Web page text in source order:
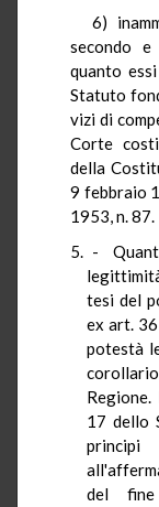
6)
secondo
quanto
Statuto
vizi di
Corte
della
9 febbraio
1953, n. 87.
-
tesi del
ex art.
potestà
17 dello
del